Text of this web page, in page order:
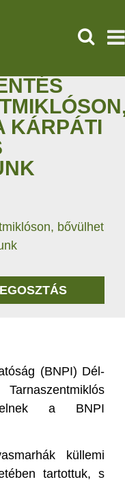
KÁRPÁTI
bővülhet
(BNPI) Dél-
a BNPI
küllemi
tartottuk, s